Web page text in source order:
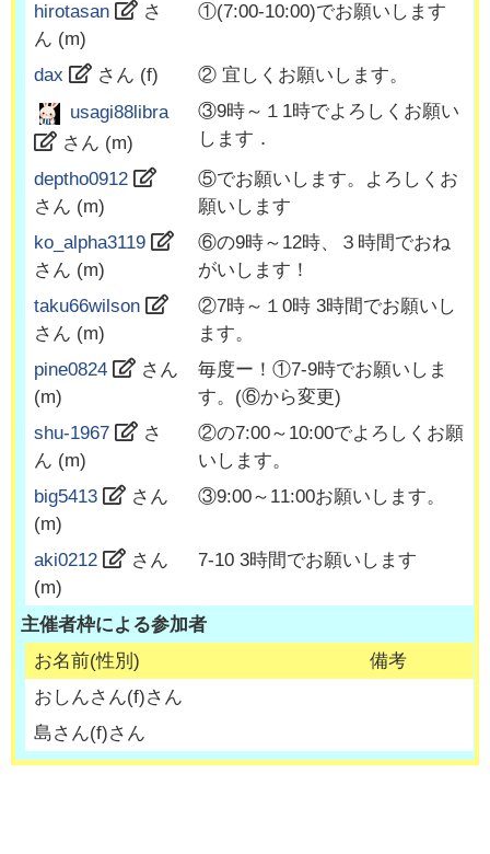
hirotasan
さ
ん (m)
①(7:00-10:00)でお願いします
dax さん (f)
② 宜しくお願いします。
usagi88libra
さん (m)
③9時～１1時でよろしくお願い
します．
deptho0912
さん (m)
⑤でお願いします。よろしくお
願いします
ko_alpha3119
さん (m)
⑥の9時～12時、３時間でおね
がいします！
taku66wilson
さん (m)
②7時～１0時 3時間でお願いし
ます。
pine0824
さん
(m)
毎度ー！①7-9時でお願いしま
す。(⑥から変更)
shu-1967
さ
ん (m)
②の7:00～10:00でよろしくお願
いします。
big5413
さん
(m)
③9:00～11:00お願いします。
aki0212
さん
(m)
7-10 3時間でお願いします
主催者枠による参加者
お名前(性別)
備考
おしんさん(f)さん
島さん(f)さん